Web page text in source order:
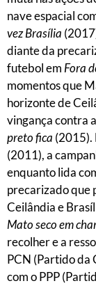
nave espacial
vez Brasília
diante da
futebol em Fora
momentos que
horizonte de
vingança contra
preto fica (2015).
(2011), a
enquanto lida
precarizado que
Ceilândia e
Mato seco em
recolher e a
PCN (Partido da
com o PPP